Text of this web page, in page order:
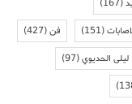
(167)
(151) فن(427)
ليلى الحديوي(97)